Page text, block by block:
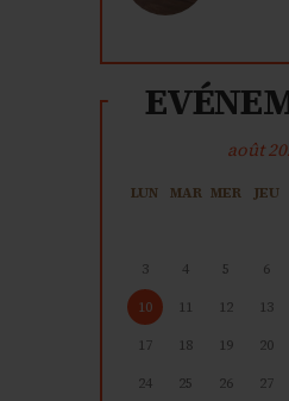
août
LUN MAR MER JEU
3
4 5 6
10
11 12 13
17
18 19 20
24
25 26 27